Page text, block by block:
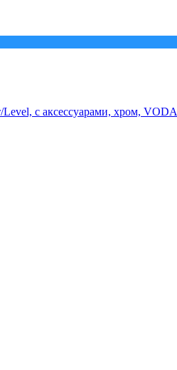
с аксессуарами, хром, VODA